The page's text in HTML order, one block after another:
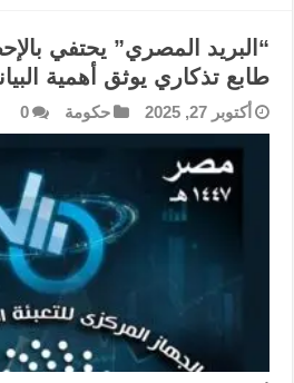
“البريد المصري” يحتفي
طابع تذكاري يوثق أهمية
أكتوبر 27, 2025 حكومة 0